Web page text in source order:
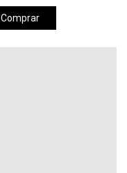
Comprar